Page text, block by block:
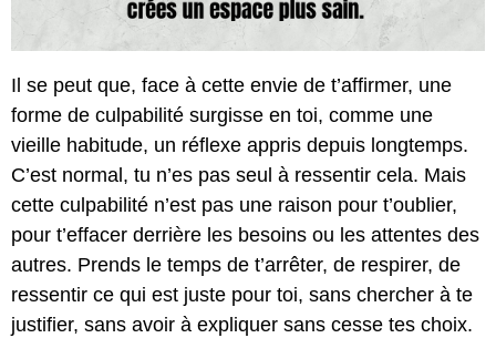
Il se peut que, face à cette envie de t’affirmer, une
forme de culpabilité surgisse en toi, comme une
vieille habitude, un réflexe appris depuis longtemps.
C’est normal, tu n’es pas seul à ressentir cela. Mais
cette culpabilité n’est pas une raison pour t’oublier,
pour t’effacer derrière les besoins ou les attentes des
autres. Prends le temps de t’arrêter, de respirer, de
ressentir ce qui est juste pour toi, sans chercher à te
justifier, sans avoir à expliquer sans cesse tes choix.